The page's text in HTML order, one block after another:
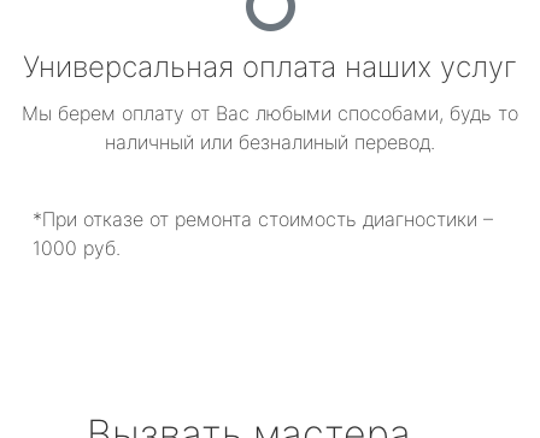
Универсальная оплата наших услуг
Мы берем оплату от Вас любыми способами, будь то
наличный или безналиный перевод.
*При отказе от ремонта стоимость диагностики –
1000 руб.